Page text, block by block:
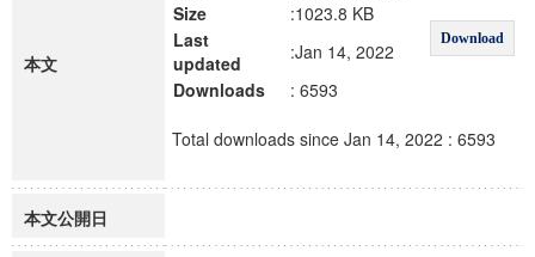
本文
Download
Size
:1023.8 KB
Last
updated
:Jan 14, 2022
Downloads
: 6593
Total downloads since Jan 14, 2022 : 6593
本文公開日